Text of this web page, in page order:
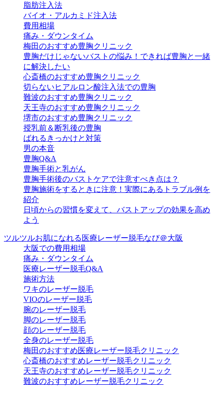
脂肪注入法
バイオ・アルカミド注入法
費用相場
痛み・ダウンタイム
梅田のおすすめ豊胸クリニック
豊胸だけじゃないバストの悩み！できれば豊胸と一緒
に解決したい
心斎橋のおすすめ豊胸クリニック
切らないヒアルロン酸注入法での豊胸
難波のおすすめ豊胸クリニック
天王寺のおすすめ豊胸クリニック
堺市のおすすめ豊胸クリニック
授乳前＆断乳後の豊胸
ばれるきっかけと対策
男の本音
豊胸Q&A
豊胸手術と乳がん
豊胸手術後のバストケアで注意すべき点は？
豊胸施術をするときに注意！実際にあるトラブル例を
紹介
日頃からの習慣を変えて、バストアップの効果を高め
よう
ツルツルお肌になれる医療レーザー脱毛なび＠大阪
大阪での費用相場
痛み・ダウンタイム
医療レーザー脱毛Q&A
施術方法
ワキのレーザー脱毛
VIOのレーザー脱毛
腕のレーザー脱毛
脚のレーザー脱毛
顔のレーザー脱毛
全身のレーザー脱毛
梅田のおすすめ医療レーザー脱毛クリニック
心斎橋のおすすめレーザー脱毛クリニック
天王寺のおすすめレーザー脱毛クリニック
難波のおすすめレーザー脱毛クリニック